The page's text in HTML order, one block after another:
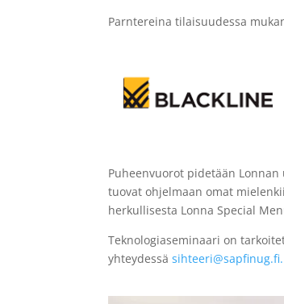
Parntereina tilaisuudessa
Puheenvuorot pidetään
tuovat ohjelmaan omat
herkullisesta Lonna Special
Teknologiaseminaari on
yhteydessäsihteeri@sapfinug.fi.